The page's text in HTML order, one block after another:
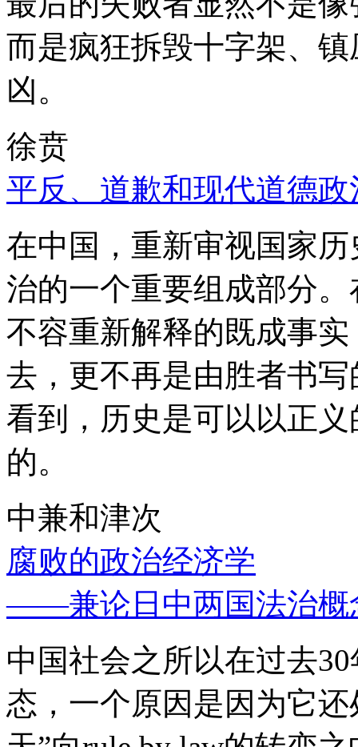
而是疯狂拆毁十字架、
凶。
徐贲
平反、道歉和现代道德政
在中国，重新审视国家
治的一个重要组成部分
不容重新解释的既成事
去，更不再是由胜者书
看到，历史是可以以正
的。
中兼和津次
腐败的政治经济学
——兼论日中两国法治概
中国社会之所以在过去
态，一个原因是因为它